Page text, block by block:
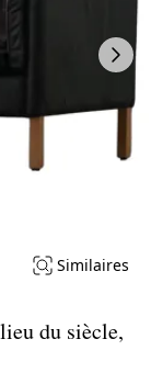
Similaires
du siècle,